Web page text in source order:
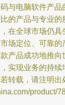
与电脑软件产品
的产品与专业的
在全球市场仍具
场定位、可靠
产品成功地推向
实现业务的持续
转载，请注明出
product/